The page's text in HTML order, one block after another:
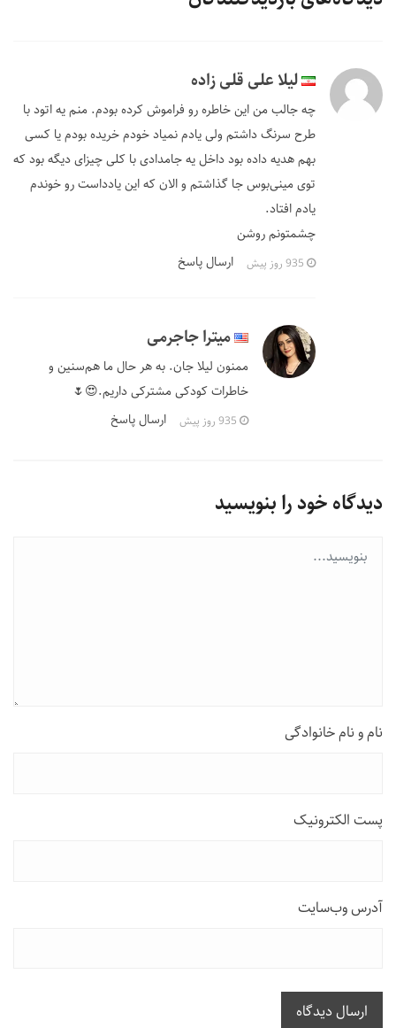
لیلا علی قلی زاده
چه جالب من این خاطره رو فراموش کرده بودم. منم یه اتود با
طرح سرنگ داشتم ولی یادم نمیاد خودم خریده بودم یا کسی
بهم هدیه داده بود داخل یه جامدادی با کلی چیزای دیگه بود که
توی مینی‌بوس جا گذاشتم و الان که این یادداست رو خوندم
یادم افتاد.
چشمتونم روشن
ارسال پاسخ
میترا جاجرمی
ممنون لیلا جان. به هر حال ما هم‌سنین و
خاطرات کودکی مشترکی داریم.😍🌷
ارسال پاسخ
دیدگاه خود را بنویسید
نام و نام خانوادگی
پست الکترونیک
آدرس وب‌سایت
ارسال دیدگاه